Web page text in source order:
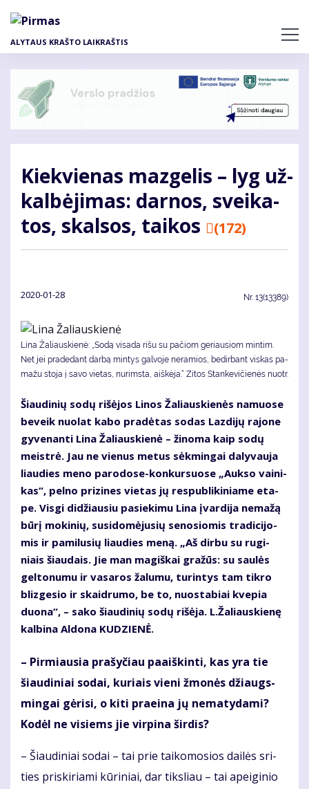
pagrindinį
ALYTAUS KRAŠTO LAIKRAŠTIS
Kiek­vie­nas maz­ge­lis – lyg už­
kal­bė­ji­mas: dar­nos, svei­ka­
tos, skal­sos, tai­kos
(172)
2020-01-28 Nr. 13(13389)
Li­na Ža­liaus­kie­nė: „So­dą vi­sa­da ri­šu su pa­čiom ge­riau­siom min­tim.
Net jei pra­de­dant dar­bą min­tys gal­vo­je ne­ra­mios, be­dir­bant vis­kas pa­
ma­žu sto­ja į sa­vo vie­tas, nu­rims­ta, aiš­kė­ja.“ Zitos Stankevičienės nuotr.
Šiau­di­nių so­dų ri­šė­jos Li­nos Ža­liaus­kie­nės na­muo­se
be­veik nuo­lat ka­bo pra­dė­tas so­das Laz­di­jų ra­jo­ne
gy­ve­nan­ti Li­na Ža­liaus­kie­nė – ži­no­ma kaip so­dų
meist­rė. Jau ne vie­nus me­tus sėk­min­gai da­ly­vau­ja
liau­dies me­no pa­ro­do­se-kon­kur­suo­se „Auk­so vai­ni­
kas“, pel­no pri­zi­nes vie­tas jų res­pub­li­ki­nia­me eta­
pe. Vis­gi di­džiau­siu pa­sie­ki­mu Li­na įvar­di­ja ne­ma­žą
bū­rį mo­ki­nių, su­si­do­mė­ju­sių se­no­sio­mis tra­di­ci­jo­
mis ir pa­mi­lu­sių liau­dies me­ną. „Aš dir­bu su ru­gi­
niais šiau­dais. Jie man ma­giš­kai gra­žūs: su sau­lės
gel­to­nu­mu ir va­sa­ros ža­lu­mu, tu­rin­tys tam tik­ro
bliz­ge­sio ir skaid­ru­mo, be to, nuo­sta­biai kve­pia
duo­na“, – sa­ko šiau­di­nių so­dų ri­šė­ja. L.Ža­liaus­kie­nę
kal­bi­na Al­do­na KU­DZIE­NĖ.
– Pir­miau­sia pra­šy­čiau pa­aiš­kin­ti, kas yra tie
šiau­di­niai so­dai, ku­riais vie­ni žmo­nės džiaugs­
min­gai gė­ri­si, o ki­ti pra­ei­na jų ne­ma­ty­da­mi?
Ko­dėl ne vi­siems jie vir­pi­na šir­dis?
– Šiau­di­niai so­dai – tai prie tai­ko­mo­sios dai­lės sri­
ties pri­ski­ria­mi kū­ri­niai, dar tiks­liau – tai apei­gi­nio